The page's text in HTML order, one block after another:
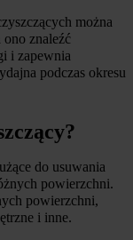
można
ono znaleźć
i zapewnia
podczas okresu
do usuwania
powierzchni.
powierzchni,
i inne.